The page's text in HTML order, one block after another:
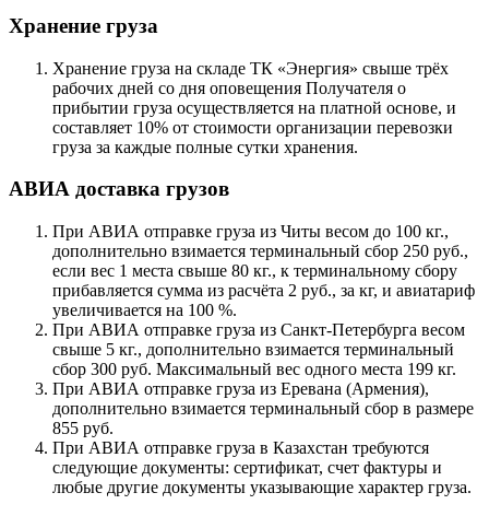
Хранение груза
Хранение груза на складе ТК «Энергия» свыше трёх
рабочих дней со дня оповещения Получателя о
прибытии груза осуществляется на платной основе, и
составляет 10% от стоимости организации перевозки
груза за каждые полные сутки хранения.
АВИА доставка грузов
При АВИА отправке груза из Читы весом до 100 кг.,
дополнительно взимается терминальный сбор 250 руб.,
если вес 1 места свыше 80 кг., к терминальному сбору
прибавляется сумма из расчёта 2 руб., за кг, и авиатариф
увеличивается на 100 %.
При АВИА отправке груза из Санкт-Петербурга весом
свыше 5 кг., дополнительно взимается терминальный
сбор 300 руб. Максимальный вес одного места 199 кг.
При АВИА отправке груза из Еревана (Армения),
дополнительно взимается терминальный сбор в размере
855 руб.
При АВИА отправке груза в Казахстан требуются
следующие документы: сертификат, счет фактуры и
любые другие документы указывающие характер груза.